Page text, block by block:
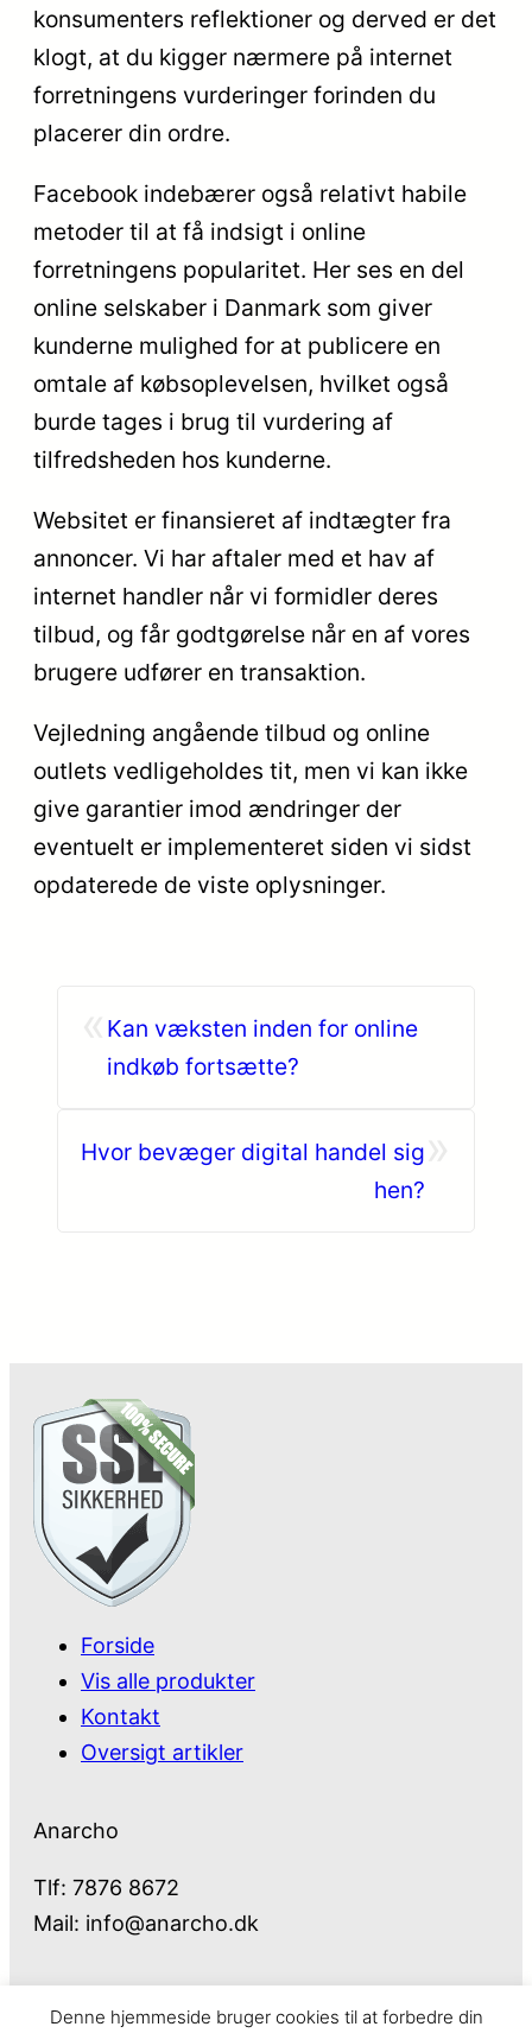
konsumenters reflektioner og derved er det
klogt, at du kigger nærmere på internet
forretningens vurderinger forinden du
placerer din ordre.
Facebook indebærer også relativt habile
metoder til at få indsigt i online
forretningens popularitet. Her ses en del
online selskaber i Danmark som giver
kunderne mulighed for at publicere en
omtale af købsoplevelsen, hvilket også
burde tages i brug til vurdering af
tilfredsheden hos kunderne.
Websitet er finansieret af indtægter fra
annoncer. Vi har aftaler med et hav af
internet handler når vi formidler deres
tilbud, og får godtgørelse når en af vores
brugere udfører en transaktion.
Vejledning angående tilbud og online
outlets vedligeholdes tit, men vi kan ikke
give garantier imod ændringer der
eventuelt er implementeret siden vi sidst
opdaterede de viste oplysninger.
Kan væksten inden for online
indkøb fortsætte?
Hvor bevæger digital handel sig
hen?
Forside
Vis alle produkter
Kontakt
Oversigt artikler
Anarcho
Tlf: 7876 8672
Mail: info@anarcho.dk
Anarcho – alt i Hårde Hvidevarer
Denne hjemmeside bruger cookies til at forbedre din